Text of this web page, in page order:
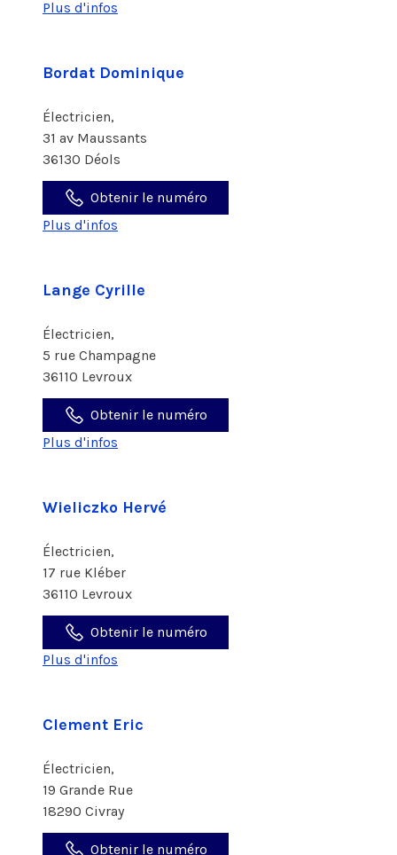
Plus d'infos
Bordat Dominique
Électricien,
31 av Maussants
36130 Déols
Obtenir le numéro
Plus d'infos
Lange Cyrille
Électricien,
5 rue Champagne
36110 Levroux
Obtenir le numéro
Plus d'infos
Wieliczko Hervé
Électricien,
17 rue Kléber
36110 Levroux
Obtenir le numéro
Plus d'infos
Clement Eric
Électricien,
19 Grande Rue
18290 Civray
Obtenir le numéro